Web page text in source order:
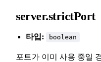
server.strictPort
타입: boolean
포트가 이미 사용 중일